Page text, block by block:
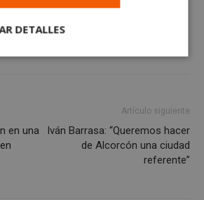
en una
Artículo siguiente
Iván Barrasa: “Queremos hacer
de Alcorcón una ciudad
referente”
DETALLES
Cookies de
de
Cookies de
funcionalidad